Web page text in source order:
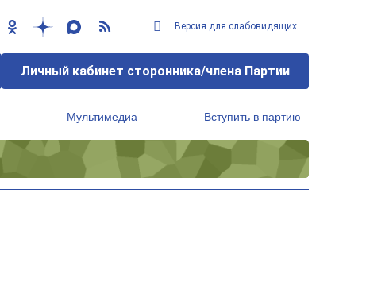
Версия для слабовидящих
Личный кабинет сторонника/члена Партии
Мультимедиа Вступить в партию